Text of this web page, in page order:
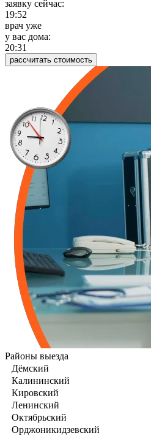
заявку сейчас:
19:52
врач уже
у вас дома:
20:31
рассчитать стоимость
Районы выезда
Дёмский
Калининский
Кировский
Ленинский
Октябрьский
Орджоникидзевский